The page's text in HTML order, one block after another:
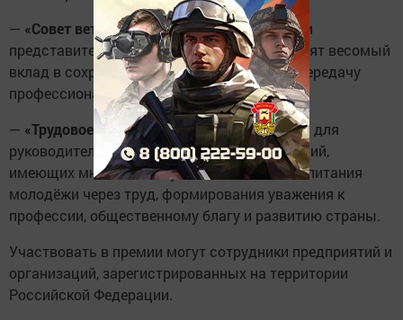
— «Совет ветеранов»— для руководителей и
представителей организаций, которые вносят весомый
вклад в сохранение трудовых традиций и передачу
профессионального опыта;
— «Трудовое патриотическое воспитание»— для
руководителей и представителей организаций,
имеющих многолетний успешный опыт воспитания
молодёжи через труд, формирования уважения к
профессии, общественному благу и развитию страны.
Участвовать в премии могут сотрудники предприятий и
организаций, зарегистрированных на территории
Российской Федерации.